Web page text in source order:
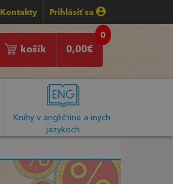
Kontakty Prihlásiť sa
0
0,00€
košík
Knihy v angličtine a iných
jazykoch